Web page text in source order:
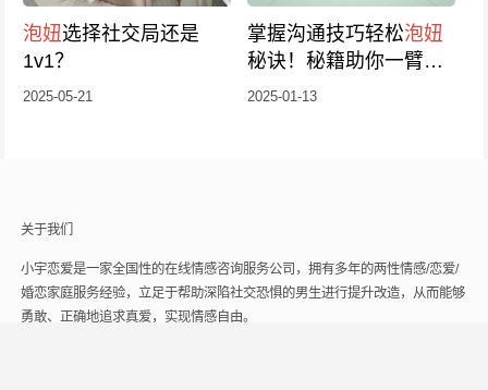
泡妞选择社交局还是
1v1？
2025-05-21
掌握沟通技巧轻松泡妞
秘诀！秘籍助你一臂之
力，2024年轻松追爱成
2025-01-13
关于我们
小宇恋爱是一家全国性的在线情感咨询服务公司，拥有多年的两性情感/恋爱/
婚恋家庭服务经验，立足于帮助深陷社交恐惧的男生进行提升改造，从而能够
勇敢、正确地追求真爱，实现情感自由。